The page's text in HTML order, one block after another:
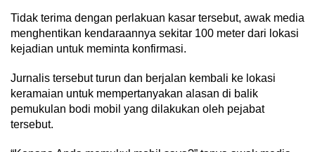
Tidak terima dengan perlakuan kasar tersebut, awak media
menghentikan kendaraannya sekitar 100 meter dari lokasi
kejadian untuk meminta konfirmasi.
Jurnalis tersebut turun dan berjalan kembali ke lokasi
keramaian untuk mempertanyakan alasan di balik
pemukulan bodi mobil yang dilakukan oleh pejabat
tersebut.